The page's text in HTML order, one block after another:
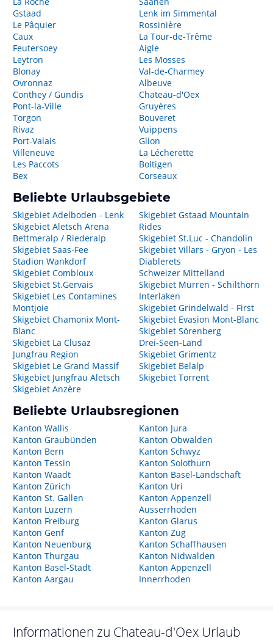
Gstaad
Le Pâquier
Caux
Feutersoey
Leytron
Blonay
Ovronnaz
Conthey / Gundis
Pont-la-Ville
Torgon
Rivaz
Port-Valais
Villeneuve
Les Paccots
Bex
Lenk im Simmental
Rossinière
La Tour-de-Trême
Aigle
Les Mosses
Val-de-Charmey
Albeuve
Chateau-d'Oex
Gruyères
Bouveret
Vuippens
Glion
La Lécherette
Boltigen
Corseaux
Beliebte Urlaubsgebiete
Skigebiet Adelboden - Lenk
Skigebiet Aletsch Arena
Bettmeralp / Riederalp
Skigebiet Saas-Fee
Stadion Wankdorf
Skigebiet Combloux
Skigebiet St.Gervais
Skigebiet Les Contamines
Montjoie
Skigebiet Chamonix Mont-
Blanc
Skigebiet La Clusaz
Jungfrau Region
Skigebiet Le Grand Massif
Skigebiet Jungfrau Aletsch
Skigebiet Anzère
Skigebiet Gstaad Mountain
Rides
Skigebiet St.Luc - Chandolin
Skigebiet Villars - Gryon - Les
Diablerets
Schweizer Mittelland
Skigebiet Mürren - Schilthorn
Interlaken
Skigebiet Grindelwald - First
Skigebiet Evasion Mont-Blanc
Skigebiet Sörenberg
Drei-Seen-Land
Skigebiet Grimentz
Skigebiet Belalp
Skigebiet Torrent
Beliebte Urlaubsregionen
Kanton Wallis
Kanton Graubünden
Kanton Bern
Kanton Tessin
Kanton Waadt
Kanton Zürich
Kanton St. Gallen
Kanton Luzern
Kanton Freiburg
Kanton Genf
Kanton Neuenburg
Kanton Thurgau
Kanton Basel-Stadt
Kanton Aargau
Kanton Jura
Kanton Obwalden
Kanton Schwyz
Kanton Solothurn
Kanton Basel-Landschaft
Kanton Uri
Kanton Appenzell
Ausserrhoden
Kanton Glarus
Kanton Zug
Kanton Schaffhausen
Kanton Nidwalden
Kanton Appenzell
Innerrhoden
Informationen zu Chateau-d'Oex Urlaub